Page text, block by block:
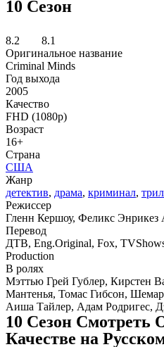
10 Сезон
8.2
8.1
Оригинальное название
Criminal Minds
Год выхода
2005
Качество
FHD (1080p)
Возраст
16+
Страна
США
Жанр
детектив, драма, криминал,
Режиссер
Гленн Кершоу, Феликс Энрикез
Перевод
ДТВ, Eng.Original, Fox,
Production
В ролях
Мэттью Грей Гублер, Кирстен
Мантенья, Томас Гибсон,
Аиша Тайлер, Адам Родригес,
10 Сезон
Качестве на